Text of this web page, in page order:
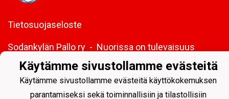
Tietosuojaseloste
Sodankylän Pallo ry - Nuorissa on tulevaisuus
Käytämme sivustollamme evästeitä
Käytämme sivustollamme evästeitä käyttökokemuksen
parantamiseksi sekä toiminnallisiin ja tilastollisiin